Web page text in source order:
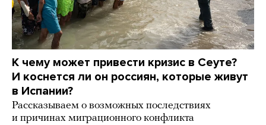
К чему может привести кризис в Сеуте?
И коснется ли он россиян, которые живут
в Испании?
Рассказываем о возможных последствиях
и причинах миграционного конфликта